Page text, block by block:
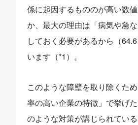
係に起因するもののが高い数
か、最大の理由は「病気や急
しておく必要があるから（
います（*1）。
このような障壁を取り除くた
率の高い企業の特徴」で挙げた
のような対策が講じられてい